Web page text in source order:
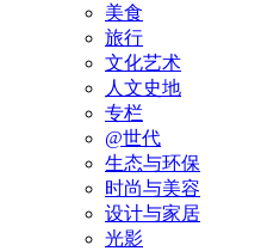
美食
旅行
文化艺术
人文史地
专栏
@世代
生态与环保
时尚与美容
设计与家居
光影